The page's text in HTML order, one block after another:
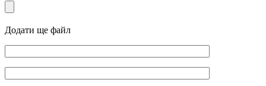
Додати ще файл